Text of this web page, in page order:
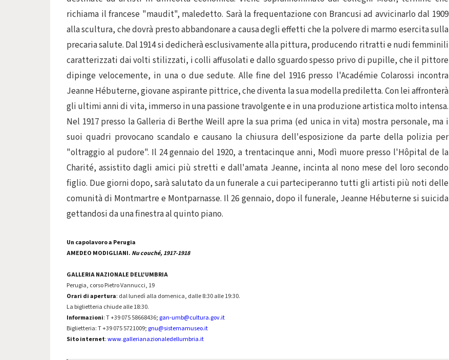
richiama il francese "maudit", maledetto. Sarà la frequentazione con Brancusi ad avvicinarlo dal 1909
alla scultura, che dovrà presto abbandonare a causa degli effetti che la polvere di marmo esercita sulla
precaria salute. Dal 1914 si dedicherà esclusivamente alla pittura, producendo ritratti e nudi femminili
caratterizzati dai volti stilizzati, i colli affusolati e dallo sguardo spesso privo di pupille, che il pittore
dipinge velocemente, in una o due sedute. Alle fine del 1916 presso l'Académie Colarossi incontra
Jeanne Hébuterne, giovane aspirante pittrice, che diventa la sua modella prediletta. Con lei affronterà
gli ultimi anni di vita, immerso in una passione travolgente e in una produzione artistica molto intensa.
Nel 1917 presso la Galleria di Berthe Weill apre la sua prima (ed unica in vita) mostra personale, ma i
suoi quadri provocano scandalo e causano la chiusura dell'esposizione da parte della polizia per
"oltraggio al pudore". Il 24 gennaio del 1920, a trentacinque anni, Modì muore presso l'Hôpital de la
Charité, assistito dagli amici più stretti e dall'amata Jeanne, incinta al nono mese del loro secondo
figlio. Due giorni dopo, sarà salutato da un funerale a cui parteciperanno tutti gli artisti più noti delle
comunità di Montmartre e Montparnasse. Il 26 gennaio, dopo il funerale, Jeanne Hébuterne si suicida
gettandosi da una finestra al quinto piano.
Un capolavoro a Perugia
AMEDEO MODIGLIANI. Nu couché, 1917-1918
GALLERIA NAZIONALE DELL'UMBRIA
Perugia, corso Pietro Vannucci, 19
Orari di apertura: dal lunedì alla domenica, dalle 8:30 alle 19:30.
La biglietteria chiude alle 18:30.
Informazioni: T +39 075 58668436; gan-umb@cultura.gov.it
Biglietteria: T +39 075 5721009; gnu@sistemamuseo.it
Sito internet:www.gallerianazionaledellumbria.it